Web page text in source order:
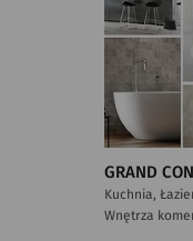
GRAND
Kuchnia,
Wnętrza